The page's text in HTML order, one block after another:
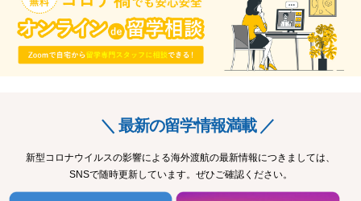
＼ 最新の留学情報満載 ／
新型コロナウイルスの影響による海外渡航の最新情報につきましては、
SNSで随時更新しています。ぜひご確認ください。